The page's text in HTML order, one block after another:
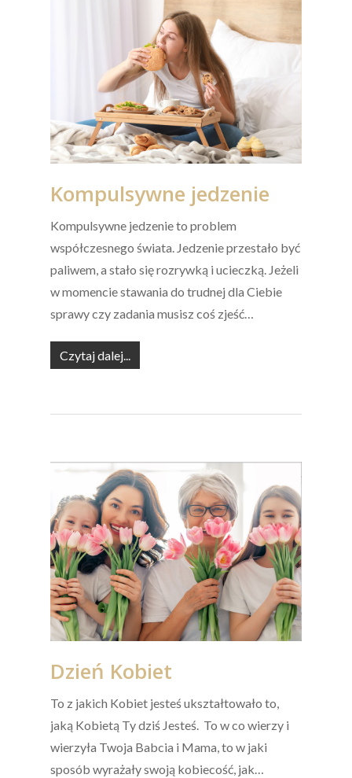
Kompulsywne jedzenie
Kompulsywne jedzenie to problem
współczesnego świata. Jedzenie przestało być
paliwem, a stało się rozrywką i ucieczką. Jeżeli
w momencie stawania do trudnej dla Ciebie
sprawy czy zadania musisz coś zjeść…
Czytaj dalej...
Dzień Kobiet
To z jakich Kobiet jesteś ukształtowało to,
jaką Kobietą Ty dziś Jesteś. To w co wierzy i
wierzyła Twoja Babcia i Mama, to w jaki
sposób wyrażały swoją kobiecość, jak…